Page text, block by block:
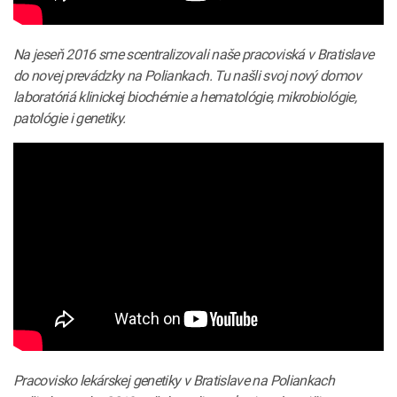
Na jeseň 2016 sme scentralizovali naše pracoviská v Bratislave
do novej prevádzky na Poliankach. Tu našli svoj nový domov
laboratóriá klinickej biochémie a hematológie, mikrobiológie,
patológie i genetiky.
Pracovisko lekárskej genetiky v Bratislave na Poliankach